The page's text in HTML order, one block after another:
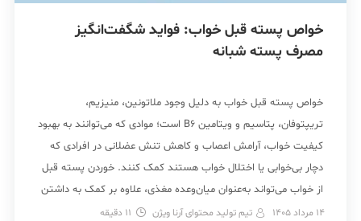
خواص پسته قبل خواب: فواید شگفت‌انگیز
مصرف پسته شبانه
خواص پسته قبل خواب به دلیل وجود ملاتونین، منیزیم،
تریپتوفان، پتاسیم و ویتامین B6 است؛ موادی که می‌توانند به بهبود
کیفیت خواب، آرامش اعصاب و کاهش تنش عضلانی در افرادی که
دچار بی‌خوابی یا اختلال خواب هستند کمک کنند. خوردن پسته قبل
از خواب می‌تواند به‌عنوان میان‌وعده مغذی، علاوه بر کمک به داشتن
خوابی آرام‌تر، در حفظ […]
14 مرداد 1405 تیم تولید محتوای آرنا ویژن 11 دقیقه